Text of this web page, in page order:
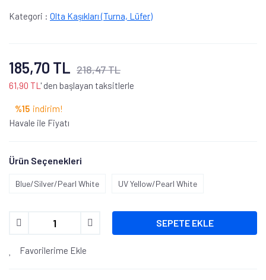
Kategori : Olta Kaşıkları (Turna, Lüfer)
185,70 TL 218,47 TL
61,90 TL ' den başlayan taksitlerle
%15 indirim!
Havale ile Fiyatı
Ürün Seçenekleri
Blue/Silver/Pearl White UV Yellow/Pearl White
SEPETE EKLE
Favorilerime Ekle